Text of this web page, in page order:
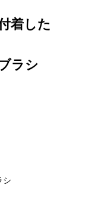
着した
ラシ
シ